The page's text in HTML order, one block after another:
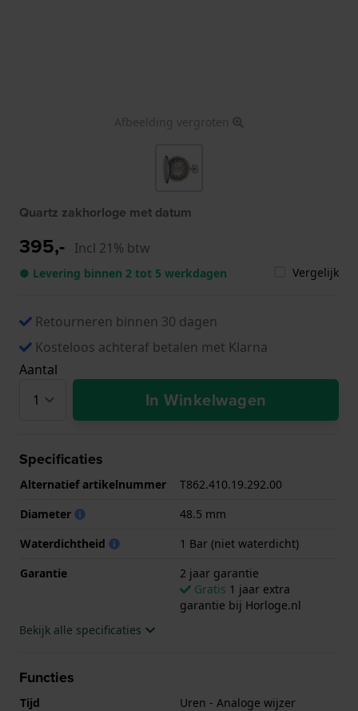
Afbeelding vergroten
Quartz zakhorloge met datum
395,- Incl 21% btw
● Levering binnen 2 tot 5 werkdagen Vergelijk
Retourneren binnen 30 dagen
Kosteloos achteraf betalen met Klarna
Aantal
In Winkelwagen
Specificaties
Alternatief artikelnummer
T862.410.19.292.00
Diameter
48.5 mm
Waterdichtheid
1 Bar (niet waterdicht)
Garantie
2 jaar garantie
Gratis 1 jaar extra
garantie bij Horloge.nl
Bekijk alle specificaties
Functies
Tijd
Uren - Analoge wijzer